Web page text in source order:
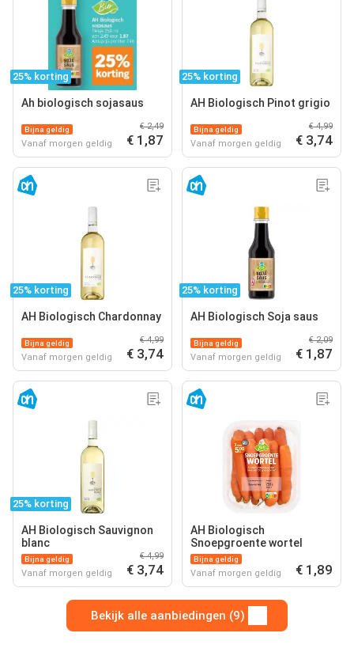
25% korting
Ah biologisch sojasaus
Bijna geldig
Vanaf morgen geldig
€ 2,49
€ 1,87
25% korting
AH Biologisch Pinot grigio
Bijna geldig
Vanaf morgen geldig
€ 4,99
€ 3,74
25% korting
AH Biologisch Chardonnay
Bijna geldig
Vanaf morgen geldig
€ 4,99
€ 3,74
25% korting
AH Biologisch Soja saus
Bijna geldig
Vanaf morgen geldig
€ 2,09
€ 1,87
25% korting
AH Biologisch Sauvignon
blanc
Bijna geldig
Vanaf morgen geldig
€ 4,99
€ 3,74
AH Biologisch
Snoepgroente wortel
Bijna geldig
Vanaf morgen geldig € 1,89
Bekijk alle aanbiedingen (9)